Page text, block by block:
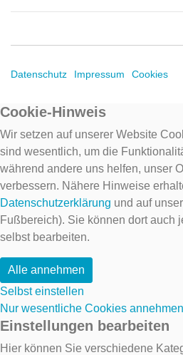
Datenschutz Impressum Cookies
Cookie-Hinweis
Wir setzen auf unserer Website
sind wesentlich, um die
während andere uns helfen, unser
verbessern. Nähere Hinweise
Datenschutzerklärung und auf
Fußbereich). Sie können dort auch
selbst bearbeiten.
Alle annehmen
Selbst einstellen
Nur wesentliche Cookies annehmen
Einstellungen bearbeiten
Hier können Sie verschiedene